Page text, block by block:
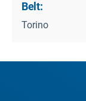
Belt:
Torino